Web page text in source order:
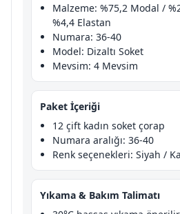
Malzeme: %75,2 Modal /
%4,4 Elastan
Numara: 36-40
Model: Dizaltı Soket
Mevsim: 4 Mevsim
Paket İçeriği
12 çift kadın soket çorap
Numara aralığı: 36-40
Renk seçenekleri: Siyah /
Yıkama & Bakım Talimatı